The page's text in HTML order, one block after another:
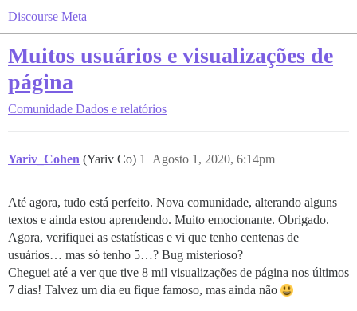
Discourse Meta
Muitos usuários e visualizações de
página
Comunidade Dados e relatórios
Yariv_Cohen (Yariv Co) Agosto 1, 2020, 6:14pm
1
Até agora, tudo está perfeito. Nova comunidade, alterando alguns
textos e ainda estou aprendendo. Muito emocionante. Obrigado.
Agora, verifiquei as estatísticas e vi que tenho centenas de
usuários… mas só tenho 5…? Bug misterioso?
Cheguei até a ver que tive 8 mil visualizações de página nos últimos
7 dias! Talvez um dia eu fique famoso, mas ainda não